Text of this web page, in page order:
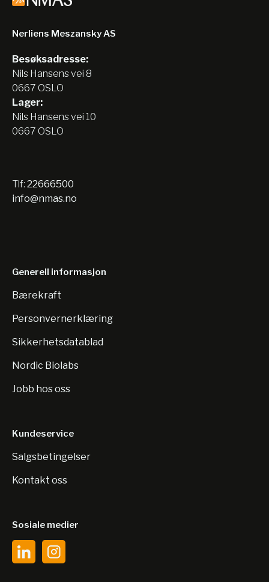
Nerliens Meszansky AS
Besøksadresse:
Nils Hansens vei 8
0667 OSLO
Lager:
Nils Hansens vei 10
0667 OSLO
Tlf: 22666500
info@nmas.no
Generell informasjon
Bærekraft
Personvernerklæring
Sikkerhetsdatablad
Nordic Biolabs
Jobb hos oss
Kundeservice
Salgsbetingelser
Kontakt oss
Sosiale medier